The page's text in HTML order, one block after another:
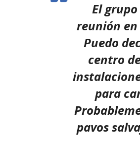
El
reunión en
Puedo
centro
para
pavos